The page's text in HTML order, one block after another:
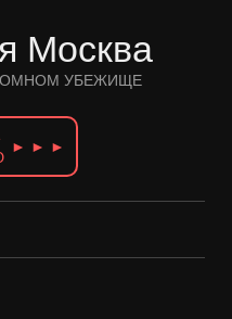
Москва
УБЕЖИЩЕ
► ► ►